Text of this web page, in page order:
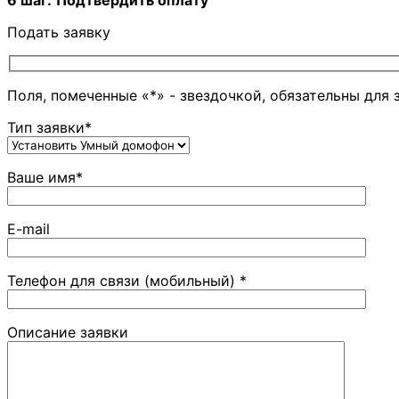
Подать заявку
Поля, помеченные «*» - звездочкой, обязательны для
Тип заявки*
Ваше имя*
E-mail
Телефон для связи (мобильный) *
Описание заявки